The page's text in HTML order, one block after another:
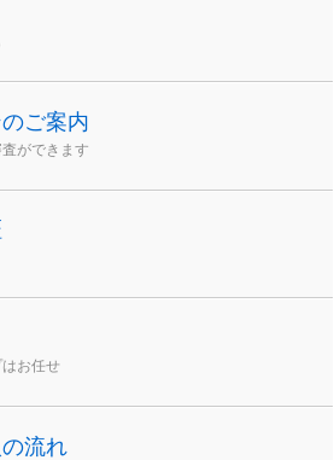
ご案内
ができます
お任せ
流れ